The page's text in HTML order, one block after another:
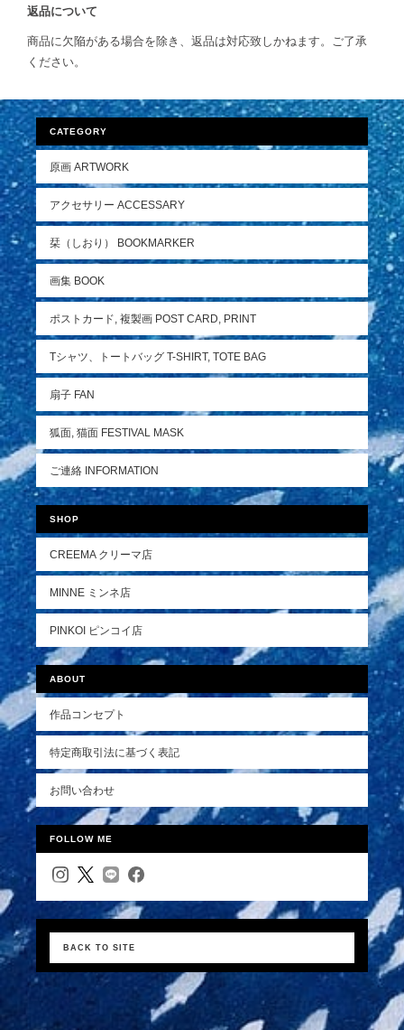
返品について
商品に欠陥がある場合を除き、返品は対応致しかねます。ご了承
ください。
CATEGORY
原画 ARTWORK
アクセサリー ACCESSARY
栞（しおり） BOOKMARKER
画集 BOOK
ポストカード, 複製画 POST CARD, PRINT
Tシャツ、トートバッグ T-SHIRT, TOTE BAG
扇子 FAN
狐面, 猫面 FESTIVAL MASK
ご連絡 INFORMATION
SHOP
CREEMA クリーマ店
MINNE ミンネ店
PINKOI ピンコイ店
ABOUT
作品コンセプト
特定商取引法に基づく表記
お問い合わせ
FOLLOW ME
BACK TO SITE